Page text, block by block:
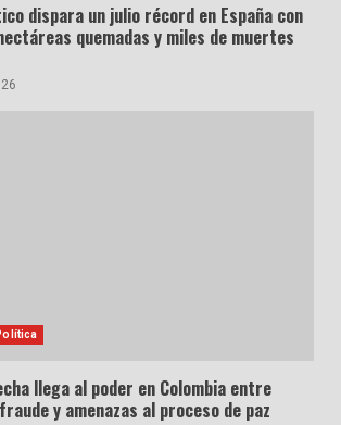
dispara un julio récord en España con
quemadas y miles de muertes
llega al poder en Colombia entre
y amenazas al proceso de paz